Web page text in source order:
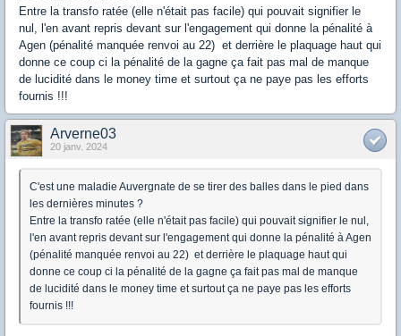
Entre la transfo ratée (elle n'était pas facile) qui pouvait signifier le
nul, l'en avant repris devant sur l'engagement qui donne la pénalité à
Agen (pénalité manquée renvoi au 22) et derrière le plaquage haut qui
donne ce coup ci la pénalité de la gagne ça fait pas mal de manque
de lucidité dans le money time et surtout ça ne paye pas les efforts
fournis !!!
Arverne03
20 janv. 2024
C'est une maladie Auvergnate de se tirer des balles dans le pied dans
les dernières minutes ?
Entre la transfo ratée (elle n'était pas facile) qui pouvait signifier le nul,
l'en avant repris devant sur l'engagement qui donne la pénalité à Agen
(pénalité manquée renvoi au 22) et derrière le plaquage haut qui
donne ce coup ci la pénalité de la gagne ça fait pas mal de manque
de lucidité dans le money time et surtout ça ne paye pas les efforts
fournis !!!